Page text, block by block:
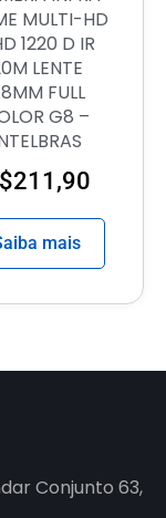
MULTI-HD
1220 D IR
LENTE
FULL
G8 –
211,90
mais
Conjunto 63,